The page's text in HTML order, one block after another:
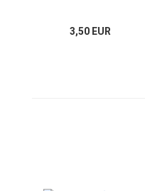
3,50 EUR